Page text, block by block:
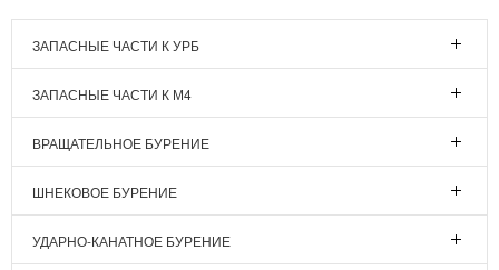
ЗАПАСНЫЕ ЧАСТИ К УРБ
ЗАПАСНЫЕ ЧАСТИ К М4
ВРАЩАТЕЛЬНОЕ БУРЕНИЕ
ШНЕКОВОЕ БУРЕНИЕ
УДАРНО-КАНАТНОЕ БУРЕНИЕ